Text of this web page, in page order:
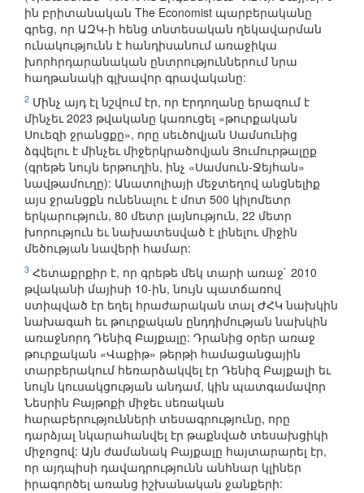
ին բրիտանական The Economist պարբերականը
գրեց, որ ԱԶԿ-ի հենց տնտեսական ղեկավարման
ունակությունն է հանդիսանում առաջիկա
խորհրդարանական ընտրություններում նրա
հաղթանակի գլխավոր գրավականը:
2 Մինչ այդ էլ նշվում էր, որ Էրդողանը երազում է
մինչեւ 2023 թվականը կառուցել «թուրքական
Սուեզի ջրանցքը», որը սեւծովյան Սամսունից
ձգվելու է մինչեւ միջերկրածովյան Յումուրթալըք
(գրեթե նույն երթուղին, ինչ «Սամսուն-Ջեյհան»
նավթամուղը): Անատոլիայի մեջտեղով անցնելիք
այս ջրանցքն ունենալու է մոտ 500 կիլոմետր
երկարություն, 80 մետր լայնություն, 22 մետր
խորություն եւ նախատեսված է լինելու միջին
մեծության նավերի համար:
3 Հետաքրքիր է, որ գրեթե մեկ տարի առաջ` 2010
թվականի մայիսի 10-ին, նույն պատճառով
ստիպված էր եղել հրաժարական տալ ԺՀԿ նախկին
նախագահ եւ թուրքական ընդդիմության նախկին
առաջնորդ Դենիզ Բայքալը: Դրանից օրեր առաջ
թուրքական «Վաքիթ» թերթի համացանցային
տարբերակում հեռարձակվել էր Դենիզ Բայքալի եւ
նույն կուսակցության անդամ, կին պատգամավոր
Նեսրին Բայթոքի միջեւ սեռական
հարաբերությունների տեսագրությունը, որը
դարձյալ նկարահանվել էր թաքնված տեսախցիկի
միջոցով: Այն ժամանակ Բայքալը հայտարարել էր,
որ այդպիսի դավադրությունն անհնար կլիներ
իրագործել առանց իշխանական ջանքերի: